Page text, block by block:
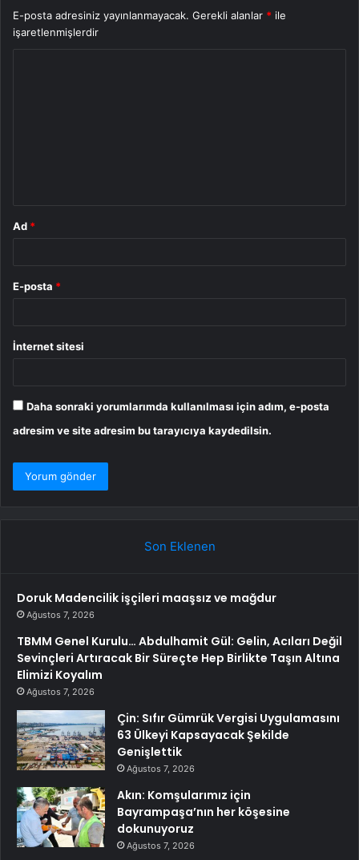
E-posta adresiniz yayınlanmayacak. Gerekli alanlar * ile
işaretlenmişlerdir
Ad *
E-posta *
İnternet sitesi
Daha sonraki yorumlarımda kullanılması için adım, e-posta
adresim ve site adresim bu tarayıcıya kaydedilsin.
Son Eklenen
Doruk Madencilik işçileri maaşsız ve mağdur
Ağustos 7, 2026
TBMM Genel Kurulu… Abdulhamit Gül: Gelin, Acıları Değil
Sevinçleri Artıracak Bir Süreçte Hep Birlikte Taşın Altına
Elimizi Koyalım
Ağustos 7, 2026
Çin: Sıfır Gümrük Vergisi Uygulamasını
63 Ülkeyi Kapsayacak Şekilde
Genişlettik
Ağustos 7, 2026
Akın: Komşularımız için
Bayrampaşa’nın her köşesine
dokunuyoruz
Ağustos 7, 2026